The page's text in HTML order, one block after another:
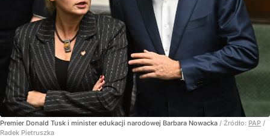
Premier Donald Tusk i minister edukacji narodowej Barbara Nowacka / Źródło: PAP /
Radek Pietruszka